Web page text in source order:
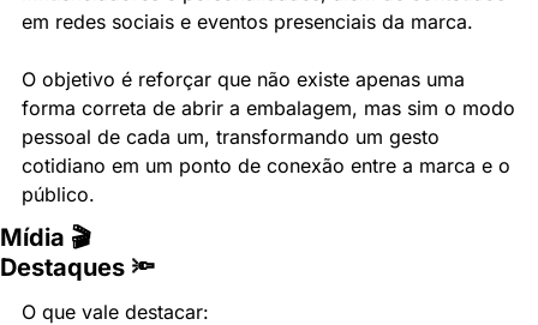
em redes sociais e eventos presenciais da marca.
O objetivo é reforçar que não existe apenas uma
forma correta de abrir a embalagem, mas sim o modo
pessoal de cada um, transformando um gesto
cotidiano em um ponto de conexão entre a marca e o
público.
Mídia 🎬
Destaques 🔦
O que vale destacar: